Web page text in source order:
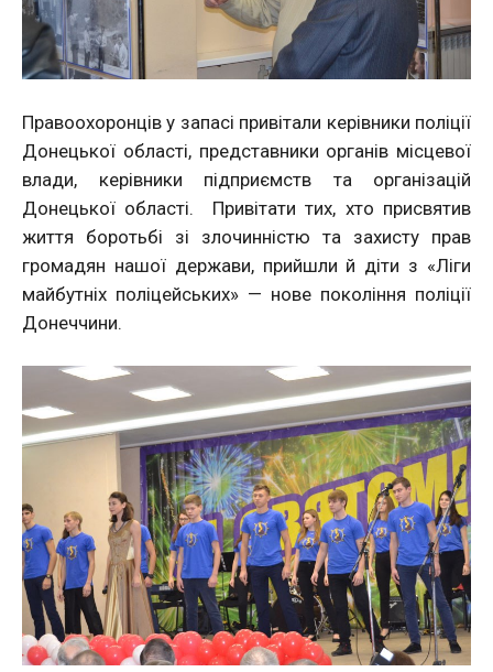
Правоохоронців у запасі привітали керівники поліції
Донецької області, представники органів місцевої
влади, керівники підприємств та організацій
Донецької області. Привітати тих, хто присвятив
життя боротьбі зі злочинністю та захисту прав
громадян нашої держави, прийшли й діти з «Ліги
майбутніх поліцейських» — нове покоління поліції
Донеччини.